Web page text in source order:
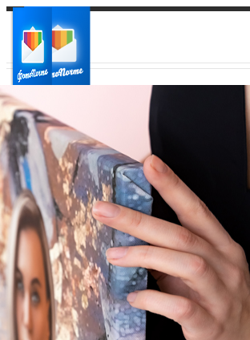
Ваш город:
Ваш регион доставки
Выберите из списка: